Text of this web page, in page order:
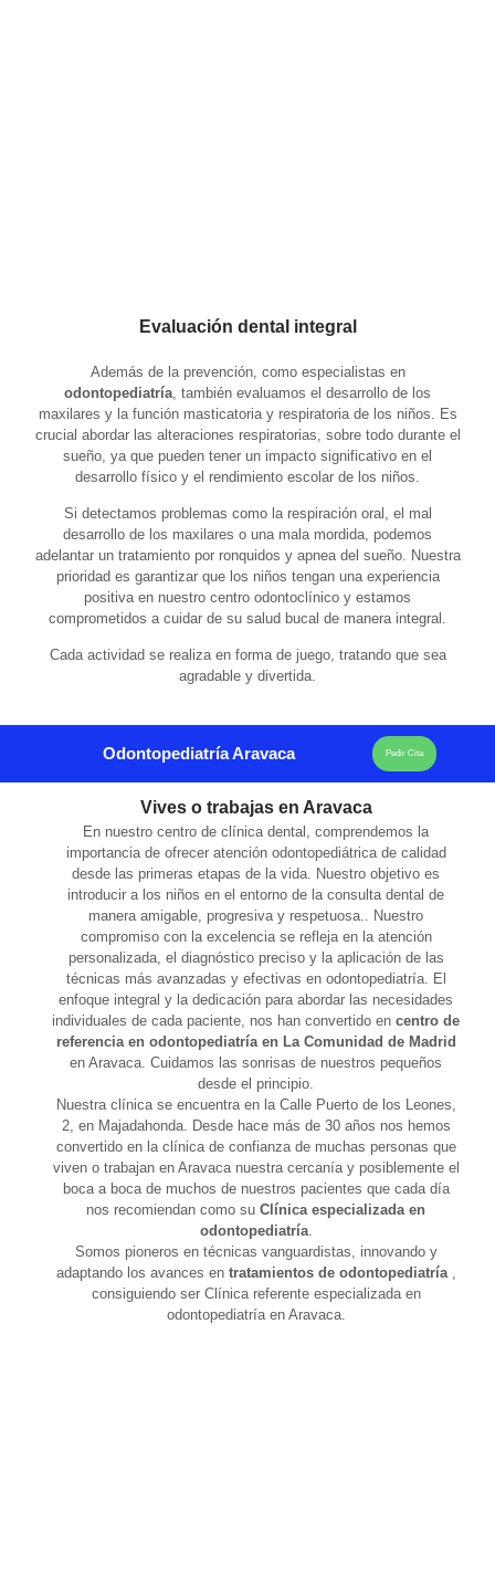
Evaluación dental integral
Además de la prevención, como especialistas en
odontopediatría también evaluamos el desarrollo de los
maxilares y la función masticatoria y respiratoria de los niños. Es
crucial abordar las alteraciones respiratorias, sobre todo durante el
sueño, ya que pueden tener un impacto significativo en el
desarrollo físico y el rendimiento escolar de los niños.
Si detectamos problemas como la respiración oral, el mal
desarrollo de los maxilares o una mala mordida, podemos
adelantar un tratamiento por ronquidos y apnea del sueño. Nuestra
prioridad es garantizar que los niños tengan una experiencia
positiva en nuestro centro odontoclínico y estamos
comprometidos a cuidar de su salud bucal de manera integral.
Cada actividad se realiza en forma de juego, tratando que sea
agradable y divertida.
Odontopediatría Aravaca Pedir Cita
Vives o trabajas en Aravaca
En nuestro centro de clínica dental, comprendemos la
importancia de ofrecer atención odontopediátrica de calidad
desde las primeras etapas de la vida. Nuestro objetivo es
introducir a los niños en el entorno de la consulta dental de
manera amigable, progresiva y respetuosa.. Nuestro
compromiso con la excelencia se refleja en la atención
personalizada, el diagnóstico preciso y la aplicación de las
técnicas más avanzadas y efectivas en odontopediatría. El
enfoque integral y la dedicación para abordar las necesidades
individuales de cada paciente, nos han convertido en centro de
referencia en odontopediatría en La Comunidad de Madrid
en Aravaca. Cuidamos las sonrisas de nuestros pequeños
desde el principio.
Nuestra clínica se encuentra en la Calle Puerto de los Leones,
2, en Majadahonda. Desde hace más de 30 años nos hemos
convertido en la clínica de confianza de muchas personas que
viven o trabajan en Aravaca nuestra cercanía y posiblemente el
boca a boca de muchos de nuestros pacientes que cada día
nos recomiendan como su Clínica especializada en
odontopediatría.
Somos pioneros en técnicas vanguardistas, innovando y
adaptando los avances en tratamientos de odontopediatría
consiguiendo ser Clínica referente especializada en
odontopediatría en Aravaca.